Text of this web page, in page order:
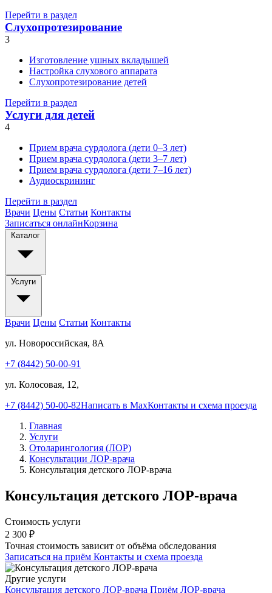
Перейти в раздел
Слухопротезирование
3
Изготовление ушных вкладышей
Настройка слухового аппарата
Слухопротезирование детей
Перейти в раздел
Услуги для детей
4
Прием врача сурдолога (дети 0–3 лет)
Прием врача сурдолога (дети 3–7 лет)
Прием врача сурдолога (дети 7–16 лет)
Аудиоскрининг
Перейти в раздел
Врачи Цены Статьи Контакты
Записаться онлайнКорзина
Каталог
Услуги
Врачи Цены Статьи Контакты
ул. Новороссийская, 8А
+7 (8442) 50-00-91
ул. Колосовая, 12,
+7 (8442) 50-00-82Написать в MaxКонтакты и схема проезда
Главная
Услуги
Отоларингология (ЛОР)
Консультации ЛОР-врача
Консультация детского ЛОР-врача
Консультация детского ЛОР-врача
Стоимость услуги
2 300 ₽
Точная стоимость зависит от объёма обследования
Записаться на приём Контакты и схема проезда
Другие услуги
Консультация детского ЛОР-врача Приём ЛОР-врача